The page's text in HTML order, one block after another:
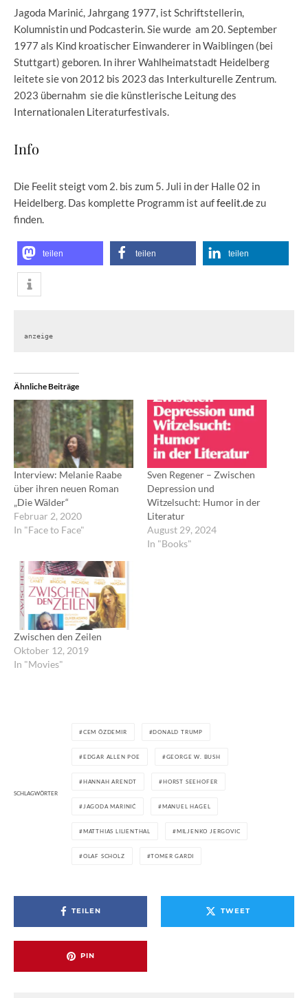
Jagoda Marinić, Jahrgang 1977, ist Schriftstellerin,
Kolumnistin und Podcasterin. Sie wurde am 20. September
1977 als Kind kroatischer Einwanderer in Waiblingen (bei
Stuttgart) geboren. In ihrer Wahlheimatstadt Heidelberg
leitete sie von 2012 bis 2023 das Interkulturelle Zentrum.
2023 übernahm sie die künstlerische Leitung des
Internationalen Literaturfestivals.
Info
Die Feelit steigt vom 2. bis zum 5. Juli in der Halle 02 in
Heidelberg. Das komplette Programm ist auffeelit.dezu
finden.
teilen teilen teilen
anzeige
Ähnliche Beiträge
Interview: Melanie Raabe
über ihren neuen Roman
„Die Wälder“
Februar 2, 2020
In "Face to Face"
Sven Regener – Zwischen
Depression und
Witzelsucht: Humor in der
Literatur
August 29, 2024
In "Books"
Zwischen den Zeilen
Oktober 12, 2019
In "Movies"
SCHLAGWÖRTER
CEM ÖZDEMIR DONALD TRUMP
EDGAR ALLEN POE GEORGE W. BUSH
HANNAH ARENDT HORST SEEHOFER
JAGODA MARINIĆ MANUEL HAGEL
MATTHIAS LILIENTHAL MILJENKO JERGOVIC
OLAF SCHOLZ TOMER GARDI
TEILEN TWEET
PIN